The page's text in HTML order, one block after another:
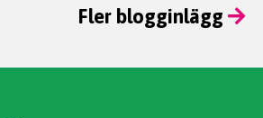
Fler blogginlägg